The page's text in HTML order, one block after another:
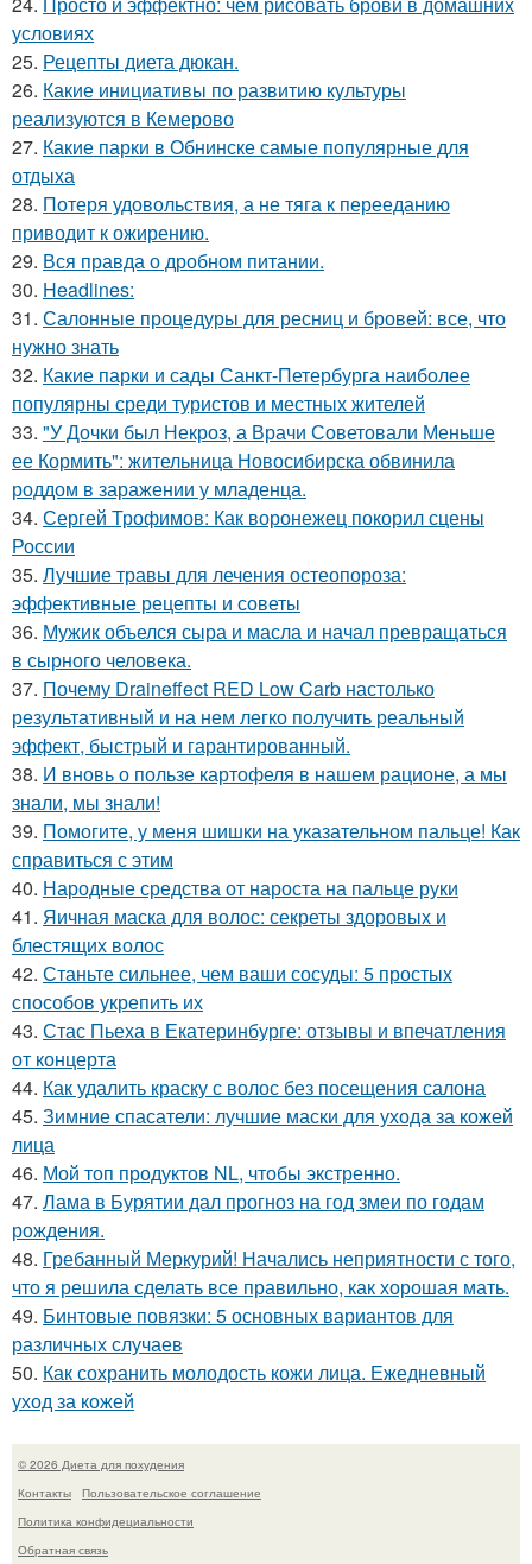
условиях
25. Рецепты диета дюкан.
26. Какие инициативы по развитию культуры
реализуются в Кемерово
27. Какие парки в Обнинске самые популярные для
отдыха
28. Потеря удовольствия, а не тяга к перееданию
приводит к ожирению.
29. Вся правда о дробном питании.
30. Headlines:
31. Салонные процедуры для ресниц и бровей: все, что
нужно знать
32. Какие парки и сады Санкт-Петербурга наиболее
популярны среди туристов и местных жителей
33. "У Дочки был Некроз, а Врачи Советовали Меньше
ее Кормить": жительница Новосибирска обвинила
роддом в заражении у младенца.
34. Сергей Трофимов: Как воронежец покорил сцены
России
35. Лучшие травы для лечения остеопороза:
эффективные рецепты и советы
36. Мужик объелся сыра и масла и начал превращаться
в сырного человека.
37. Почему Draineffect RED Low Carb настолько
результативный и на нем легко получить реальный
эффект, быстрый и гарантированный.
38. И вновь о пользе картофеля в нашем рационе, а мы
знали, мы знали!
39. Помогите, у меня шишки на указательном пальце! Как
справиться с этим
40. Народные средства от нароста на пальце руки
41. Яичная маска для волос: секреты здоровых и
блестящих волос
42. Станьте сильнее, чем ваши сосуды: 5 простых
способов укрепить их
43. Стас Пьеха в Екатеринбурге: отзывы и впечатления
от концерта
44. Как удалить краску с волос без посещения салона
45. Зимние спасатели: лучшие маски для ухода за кожей
лица
46. Мой топ продуктов NL, чтобы экстренно.
47. Лама в Бурятии дал прогноз на год змеи по годам
рождения.
48. Гребанный Меркурий! Начались неприятности с того,
что я решила сделать все правильно, как хорошая мать.
49. Бинтовые повязки: 5 основных вариантов для
различных случаев
50. Как сохранить молодость кожи лица. Ежедневный
уход за кожей
© 2026 Диета для похудения
Контакты
Пользовательское соглашение
Политика конфидециальности
Обратная связь